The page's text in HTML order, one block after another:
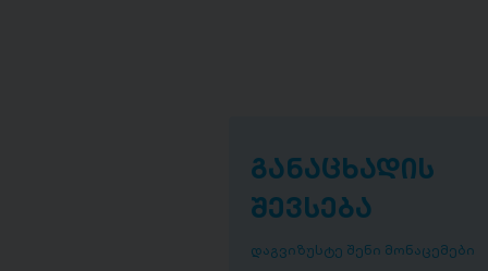
განაცხადის
შევსება
დაგვიზუსტე შენი მონაცემები